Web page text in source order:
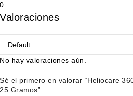
0
Valoraciones
No hay valoraciones aún.
Sé el primero en valorar “Heliocare
25 Gramos”